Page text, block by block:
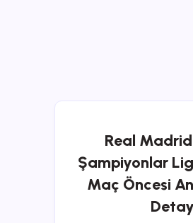
Real
Şampiyonlar
Maç Öncesi